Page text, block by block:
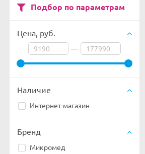
Подбор по параметрам
Цена, руб.
—
Наличие
Интернет-магазин
Бренд
Микромед